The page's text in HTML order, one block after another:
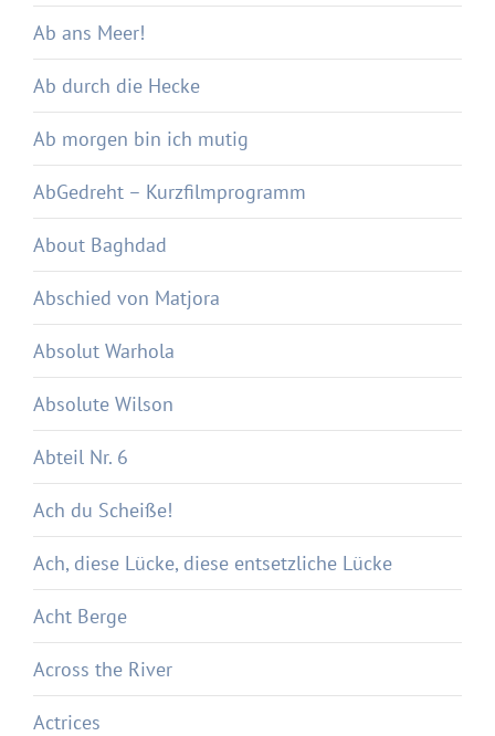
Ab ans Meer!
Ab durch die Hecke
Ab morgen bin ich mutig
AbGedreht – Kurzfilmprogramm
About Baghdad
Abschied von Matjora
Absolut Warhola
Absolute Wilson
Abteil Nr. 6
Ach du Scheiße!
Ach, diese Lücke, diese entsetzliche Lücke
Acht Berge
Across the River
Actrices